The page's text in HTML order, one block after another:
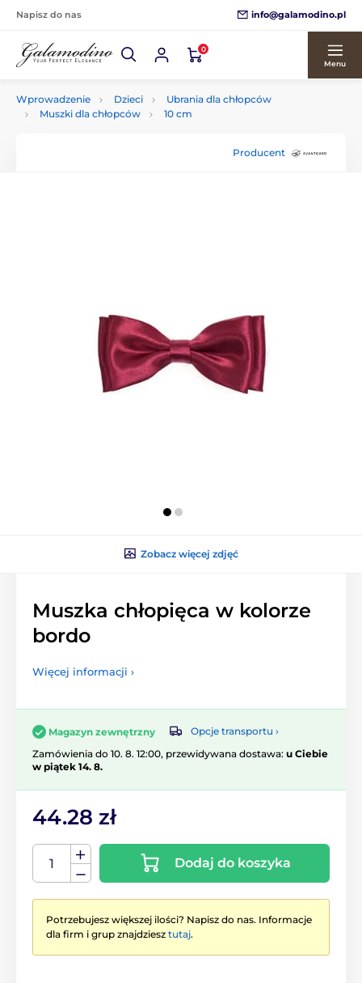
Napisz do nas info@galamodino.pl
0
Menu
Wprowadzenie Dzieci
Ubrania dla chłopców
Muszki dla chłopców
10 cm
Producent
Zobacz więcej zdjęć
Muszka chłopięca w kolorze
bordo
Więcej informacji ›
Magazyn zewnętrzny
Opcje transportu ›
Zamówienia do 10. 8. 12:00, przewidywana dostawa: u Ciebie
w piątek 14. 8.
44.28 zł
Dodaj do koszyka
Potrzebujesz większej ilości? Napisz do nas. Informacje
dla firm i grup znajdziesz tutaj.